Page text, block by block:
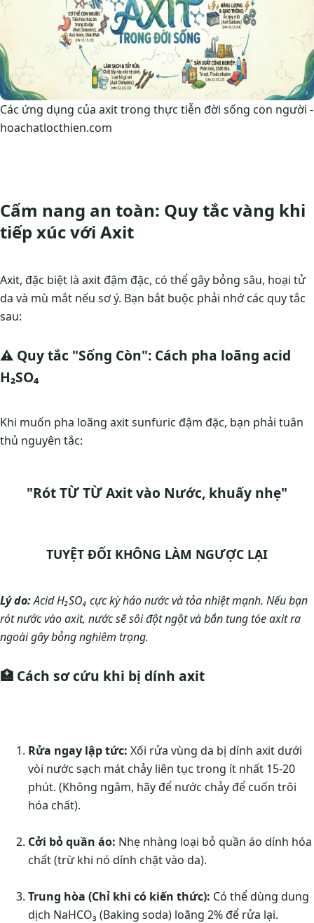
Các ứng dụng của axit trong thực tiễn đời sống con người -
hoachatlocthien.com
Cẩm nang an toàn: Quy tắc vàng khi
tiếp xúc với Axit
Axit, đặc biệt là axit đậm đặc, có thể gây bỏng sâu, hoại tử
da và mù mắt nếu sơ ý. Bạn bắt buộc phải nhớ các quy tắc
sau:
⚠️ Quy tắc "Sống Còn": Cách pha loãng acid
H₂SO₄
Khi muốn pha loãng axit sunfuric đậm đặc, bạn phải tuân
thủ nguyên tắc:
"Rót TỪ TỪ Axit vào Nước, khuấy nhẹ"
TUYỆT ĐỐI KHÔNG LÀM NGƯỢC LẠI
Lý do:Acid H₂SO₄ cực kỳ háo nước và tỏa nhiệt mạnh. Nếu bạn
rót nước vào axit, nước sẽ sôi đột ngột và bắn tung tóe axit ra
ngoài gây bỏng nghiêm trọng.
🏥 Cách sơ cứu khi bị dính axit
Rửa ngay lập tức: Xối rửa vùng da bị dính axit dưới
vòi nước sạch mát chảy liên tục trong ít nhất 15-20
phút. (Không ngâm, hãy để nước chảy để cuốn trôi
hóa chất).
Cởi bỏ quần áo: Nhẹ nhàng loại bỏ quần áo dính hóa
chất (trừ khi nó dính chặt vào da).
Trung hòa (Chỉ khi có kiến thức): Có thể dùng dung
dịch NaHCO₃ (Baking soda) loãng 2% để rửa lại.